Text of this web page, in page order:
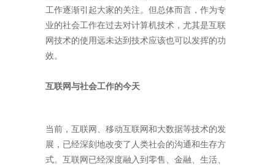
工作逐渐引起大家的关注。但总体而言，作为专
业的社会工作在过去对计算机技术，尤其是互联
网技术的使用远未达到技术应该也可以发挥的功
效。
互联网与社会工作的今天
当前，互联网、移动互联网和大数据等技术的发
展，已经深刻地改变了人类社会的沟通和生存方
式。互联网已经深度融入到零售、金融、生活、